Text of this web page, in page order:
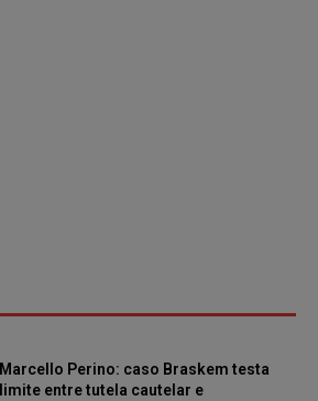
Marcello Perino: caso Braskem testa
limite entre tutela cautelar e